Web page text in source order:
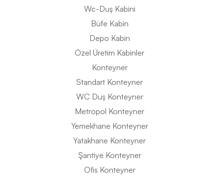
Wc-Duş Kabini
Büfe Kabin
Depo Kabin
Özel Üretim Kabinler
Konteyner
Standart Konteyner
WC Duş Konteyner
Metropol Konteyner
Yemekhane Konteyner
Yatakhane Konteyner
Şantiye Konteyner
Ofis Konteyner